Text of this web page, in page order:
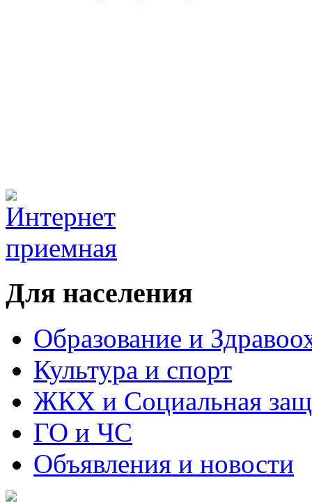
Для населения
Образование и
Культура и спорт
ЖКХ и Социальная
ГО и ЧС
Объявления и новости